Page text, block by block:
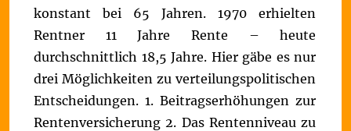
konstant bei 65 Jahren. 1970 erhielten
Rentner 11 Jahre Rente – heute
durchschnittlich 18,5 Jahre. Hier gäbe es nur
drei Möglichkeiten zu verteilungspolitischen
Entscheidungen. 1. Beitragserhöhungen zur
Rentenversicherung 2. Das Rentenniveau zu